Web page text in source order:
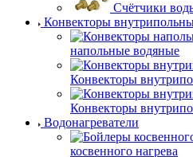
Счётчики
Конвекторы
напольные водяные
Конвекторы
Конвекторы
Водонагреватели
косвенного нагрева